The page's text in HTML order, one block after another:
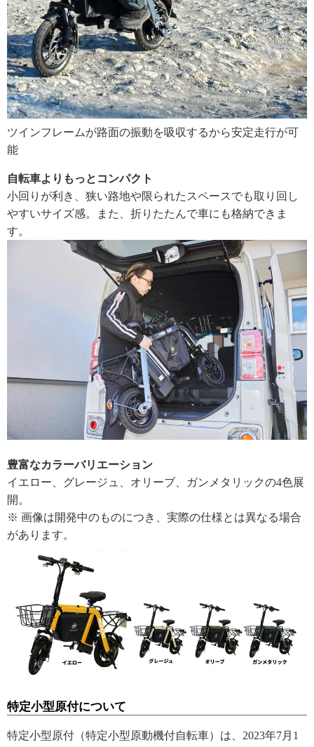
ツインフレームが路面の振動を吸収するから安定走行が可
能
自転車よりもっとコンパクト
小回りが利き、狭い路地や限られたスペースでも取り回し
やすいサイズ感。また、折りたたんで車にも格納できま
す。
豊富なカラーバリエーション
イエロー、グレージュ、オリーブ、ガンメタリックの4色展
開。
※ 画像は開発中のものにつき、実際の仕様とは異なる場合
があります。
特定小型原付について
特定小型原付（特定小型原動機付自転車）は、2023年7月1